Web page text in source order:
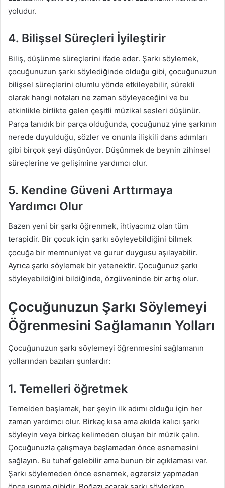
yoludur.
4. Bilişsel Süreçleri İyileştirir
Biliş, düşünme süreçlerini ifade eder. Şarkı söylemek,
çocuğunuzun şarkı söylediğinde olduğu gibi, çocuğunuzun
bilişsel süreçlerini olumlu yönde etkileyebilir, sürekli
olarak hangi notaları ne zaman söyleyeceğini ve bu
etkinlikle birlikte gelen çeşitli müzikal sesleri düşünür.
Parça tanıdık bir parça olduğunda, çocuğunuz yine şarkının
nerede duyulduğu, sözler ve onunla ilişkili dans adımları
gibi birçok şeyi düşünüyor. Düşünmek de beynin zihinsel
süreçlerine ve gelişimine yardımcı olur.
5. Kendine Güveni Arttırmaya
Yardımcı Olur
Bazen yeni bir şarkı öğrenmek, ihtiyacınız olan tüm
terapidir. Bir çocuk için şarkı söyleyebildiğini bilmek
çocuğa bir memnuniyet ve gurur duygusu aşılayabilir.
Ayrıca şarkı söylemek bir yetenektir. Çocuğunuz şarkı
söyleyebildiğini bildiğinde, özgüveninde bir artış olur.
Çocuğunuzun Şarkı Söylemeyi
Öğrenmesini Sağlamanın Yolları
Çocuğunuzun şarkı söylemeyi öğrenmesini sağlamanın
yollarından bazıları şunlardır:
1. Temelleri öğretmek
Temelden başlamak, her şeyin ilk adımı olduğu için her
zaman yardımcı olur. Birkaç kısa ama akılda kalıcı şarkı
söyleyin veya birkaç kelimeden oluşan bir müzik çalın.
Çocuğunuzla çalışmaya başlamadan önce esnemesini
sağlayın. Bu tuhaf gelebilir ama bunun bir açıklaması var.
Şarkı söylemeden önce esnemek, egzersiz yapmadan